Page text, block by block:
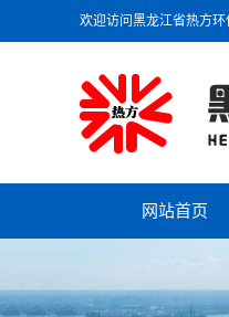
欢迎访问黑龙江省热方
网站首页